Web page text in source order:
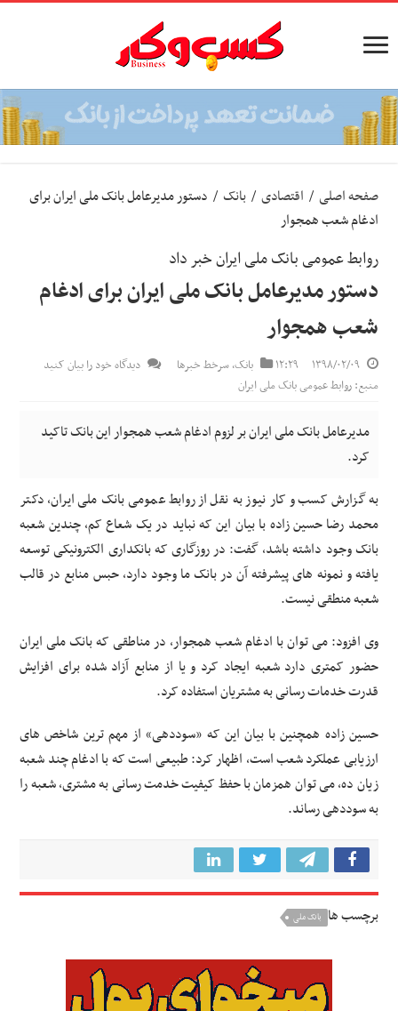
صفحه اصلی / اقتصادی / بانک / دستور مدیرعامل بانک ملی ایران برای
ادغام شعب همجوار
روابط عمومی بانک ملی ایران خبر داد
دستور مدیرعامل بانک ملی ایران برای ادغام
شعب همجوار
۱۳۹۸/۰۲/۰۹ ۱۲:۲۹ بانک,سرخط خبرها
دیدگاه خود را بیان کنید
منبع: روابط عمومی بانک ملی ایران
مدیرعامل بانک ملی ایران بر لزوم ادغام شعب همجوار این بانک تاکید
کرد.
به گزارش کسب و کار نیوز به نقل از روابط عمومی بانک ملی ایران، دکتر
محمد رضا حسین زاده با بیان این که نباید در یک شعاع کم، چندین شعبه
بانک وجود داشته باشد، گفت: در روزگاری که بانکداری الکترونیکی توسعه
یافته و نمونه های پیشرفته آن در بانک ما وجود دارد، حبس منابع در قالب
شعبه منطقی نیست.
وی افزود: می توان با ادغام شعب همجوار، در مناطقی که بانک ملی ایران
حضور کمتری دارد شعبه ایجاد کرد و یا از منابع آزاد شده برای افزایش
قدرت خدمات رسانی به مشتریان استفاده کرد.
حسین زاده همچنین با بیان این که «سوددهی» از مهم ترین شاخص های
ارزیابی عملکرد شعب است، اظهار کرد: طبیعی است که با ادغام چند شعبه
زیان ده، می توان همزمان با حفظ کیفیت خدمت رسانی به مشتری، شعبه را
به سوددهی رساند.
برچسب ها بانک ملی